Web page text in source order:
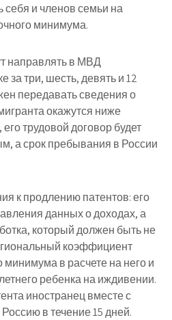
себя и членов семьи на
минимума.
направлять в МВД
за три, шесть, девять и 12
передавать сведения о
окажутся ниже
трудовой договор будет
а срок пребывания в России
к продлению патентов: его
данных о доходах, а
который должен быть не
коэффициент
в расчете на него и
ребенка на иждивении.
иностранец вместе с
в течение 15 дней.